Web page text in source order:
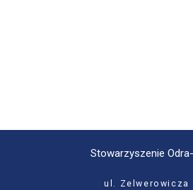
Stowarzyszenie
ul. Zelwerowicza